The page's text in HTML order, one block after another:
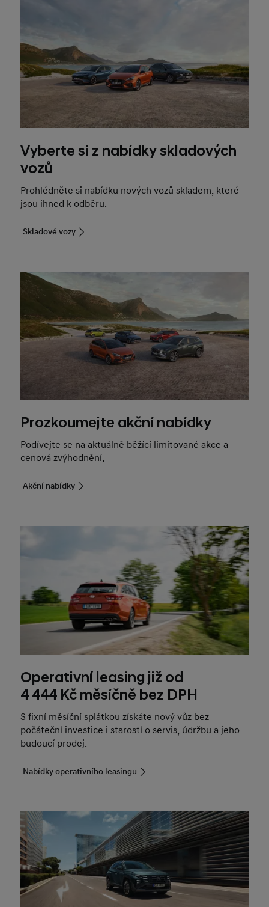
Vyberte si z nabídky skladových
vozů
Prohlédněte si nabídku nových vozů skladem, které
jsou ihned k odběru.
Skladové vozy
Prozkoumejte akční nabídky
Podívejte se na aktuálně běžící limitované akce a
cenová zvýhodnění.
Akční nabídky
Operativní leasing již od
4 444 Kč měsíčně bez DPH
S fixní měsíční splátkou získáte nový vůz bez
počáteční investice i starostí o servis, údržbu a jeho
budoucí prodej.
Nabídky operativního leasingu